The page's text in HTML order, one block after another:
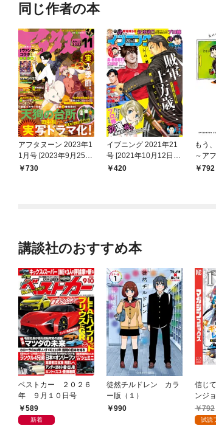
同じ作者の本
アフタヌーン 2023年1
1月号 [2023年9月25日
発売]
730
イブニング 2021年21
号 [2021年10月12日発
売]420
もう
～ア
～792
講談社のおすすめ本
ベストカー ２０２６
年 ９月１０日号
589
新着
徒然チルドレン カラ
ー版（１）
990
信じ
ンジ
かけ
ガチ
792
試読